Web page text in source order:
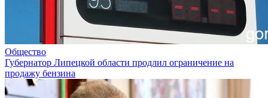
Общество
Губернатор Липецкой области продлил ограничение на
продажу бензина